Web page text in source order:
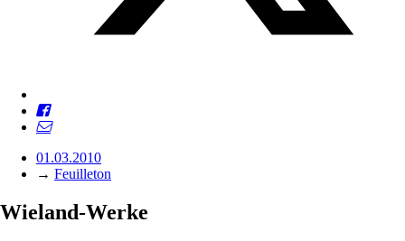
01.03.2010
→ Feuilleton
Wieland-Werke